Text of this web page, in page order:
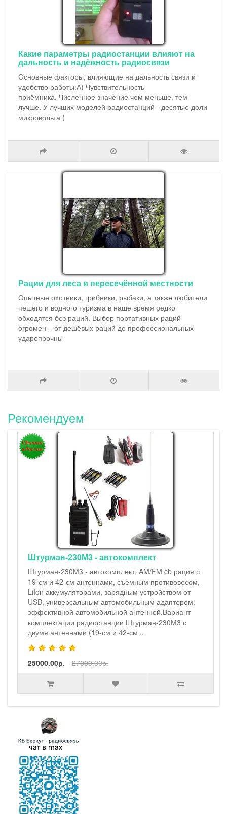
Какие параметры радиостанции влияют на
дальность и надёжность радиосвязи
Основные факторы, влияющие на дальность связи и
удобство работы:А) Чувствительность
приёмника. Численное значение чем меньше, тем
лучше. У лучших моделей радиостанций - десятые доли
микровольта (
Рации для леса и пересечённой местности
Опытные охотники, грибники, рыбаки, а также любители
пешего и водного туризма в наше время редко
обходятся без раций. Выбор портативных раций
огромен – от дешёвых раций до профессиональных
ударопрочны
Рекомендуем
Штурман-230М3 - автокомплект
Штурман-230М3 - автокомплект, AM/FM cb рация с
19-см и 42-см антеннами, съёмным противовесом,
LiIon аккумуляторами, зарядным устройством от
USB, универсальным автомобильным адаптером,
эффективной автомобильной антенной.Вариант
комплектации радиостанции Штурман-230М3 с
двумя антеннами (19-см и 42-см ..
25000.00р. 27000.00р.